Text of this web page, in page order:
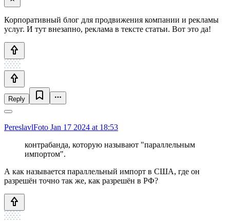
Корпоративный блог для продвижения компании и рекламы
услуг. И тут внезапно, реклама в тексте статьи. Вот это да!
Reply
PereslavlFoto Jan 17 2024 at 18:53
контрабанда, которую называют "параллельным
импортом".
А как называется параллельный импорт в США, где он
разрешён точно так же, как разрешён в РФ?